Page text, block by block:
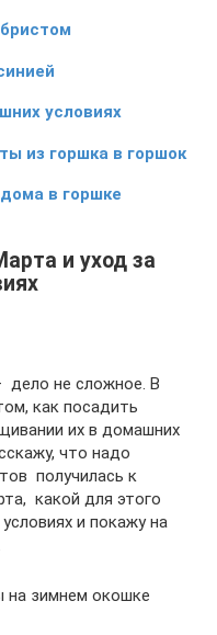
условиях
из горшка в горшок
в горшке
и уход за
дело не сложное. В
как посадить
их в домашних
что надо
получилась к
какой для этого
и покажу на
на зимнем окошке